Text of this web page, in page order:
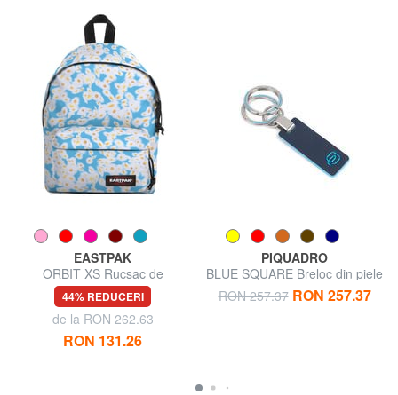
EASTPAK
ORBIT XS Rucsac de
dimensiuni mici
44% REDUCERI
de la RON 262.63
RON 131.26
PIQUADRO
BLUE SQUARE Breloc din piele
RON 257.37 RON 257.37